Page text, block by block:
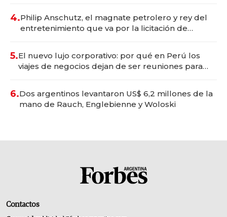
4.Philip Anschutz, el magnate petrolero y rey del
entretenimiento que va por la licitación de
5.El nuevo lujo corporativo: por qué en Perú los
viajes de negocios dejan de ser reuniones para
6.Dos argentinos levantaron US$ 6,2 millones de la
mano de Rauch, Englebienne y Woloski
Contactos